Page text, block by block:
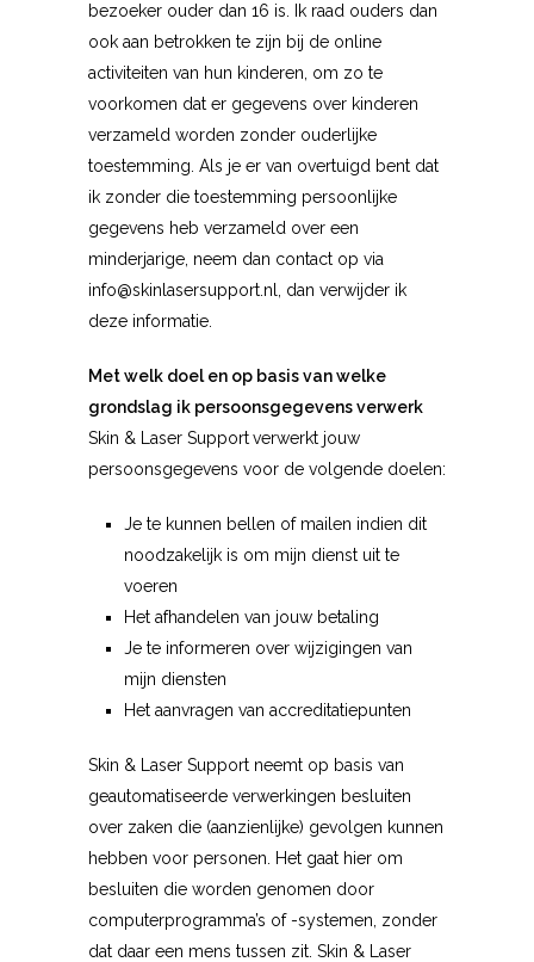
bezoeker ouder dan 16 is. Ik raad ouders dan
ook aan betrokken te zijn bij de online
activiteiten van hun kinderen, om zo te
voorkomen dat er gegevens over kinderen
verzameld worden zonder ouderlijke
toestemming. Als je er van overtuigd bent dat
ik zonder die toestemming persoonlijke
gegevens heb verzameld over een
minderjarige, neem dan contact op via
info@skinlasersupport.nl, dan verwijder ik
deze informatie.
Met welk doel en op basis van welke
grondslag ik persoonsgegevens verwerk
Skin & Laser Supportverwerkt jouw
persoonsgegevens voor de volgende doelen:
Je te kunnen bellen of mailen indien dit
noodzakelijk is om mijn dienst uit te
voeren
Het afhandelen van jouw betaling
Je te informeren over wijzigingen van
mijn diensten
Het aanvragen van accreditatiepunten
Skin & Laser Support neemt op basis van
geautomatiseerde verwerkingen besluiten
over zaken die (aanzienlijke) gevolgen kunnen
hebben voor personen. Het gaat hier om
besluiten die worden genomen door
computerprogramma’s of -systemen, zonder
dat daar een mens tussen zit. Skin & Laser